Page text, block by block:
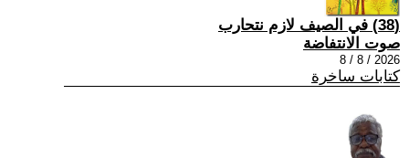
(38) في الصيف لازم نتحارب
صوت الانتفاضة
2026 / 8 / 8
كتابات ساخرة